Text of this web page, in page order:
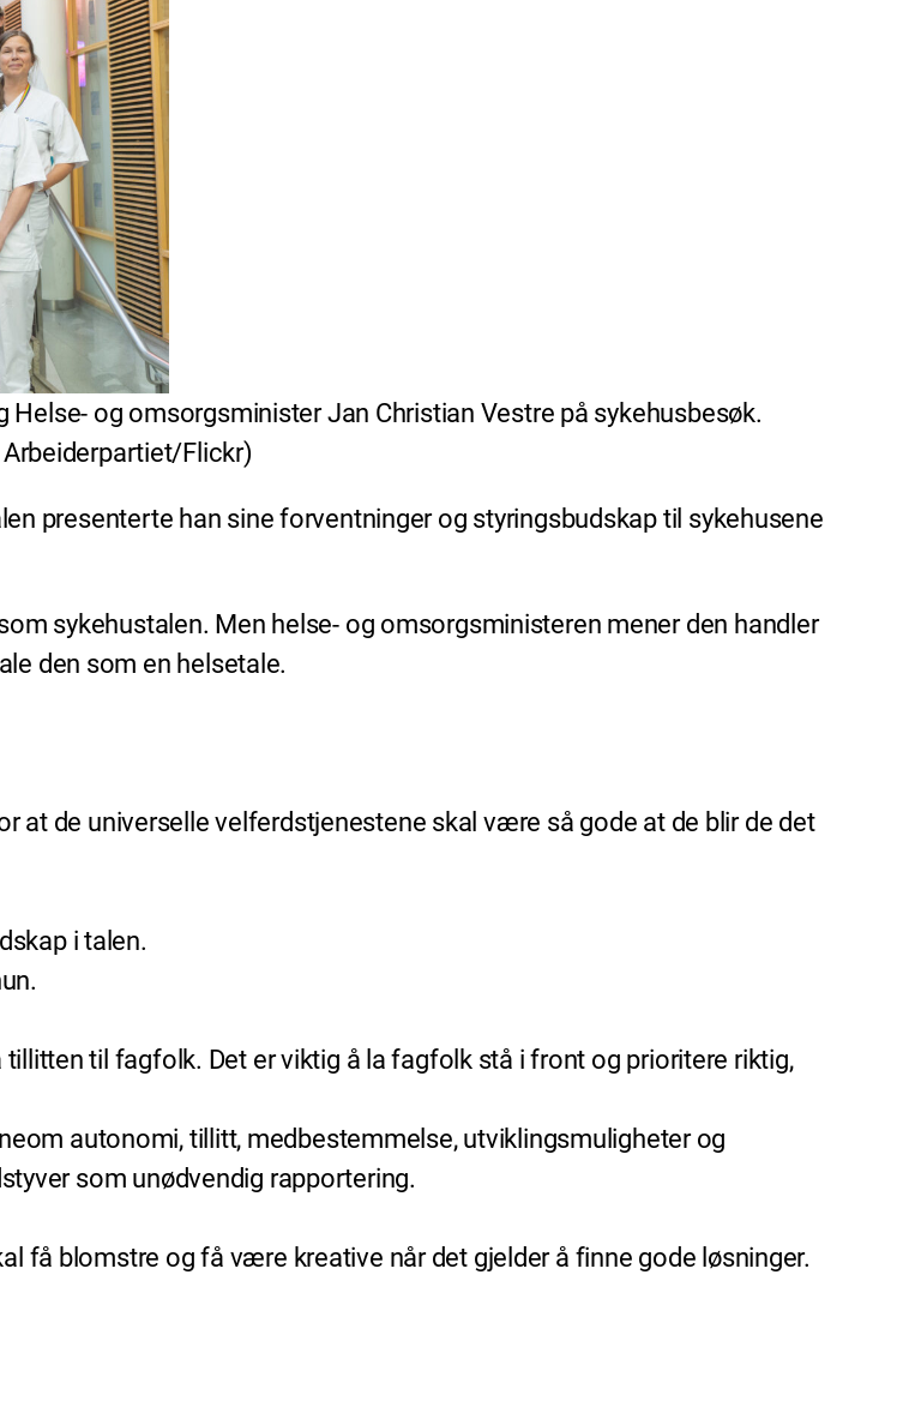
Helse- og omsorgsminister Jan Christian Vestre på sykehusbesøk.
Flickr)
presenterte han sine forventninger og styringsbudskap til sykehusene
sykehustalen. Men helse- og omsorgsministeren mener den handler
den som en helsetale.
at de universelle velferdstjenestene skal være så gode at de blir de det
i talen.
til fagfolk. Det er viktig å la fagfolk stå i front og prioritere riktig,
autonomi, tillitt, medbestemmelse, utviklingsmuligheter og
som unødvendig rapportering.
få blomstre og få være kreative når det gjelder å finne gode løsninger.